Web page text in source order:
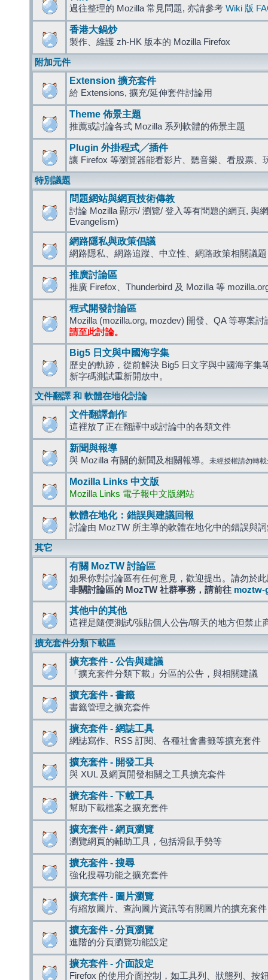
過往整理的 Mozilla 常見問題, 亦請參考 Wiki 版
香港大鍋炒
製作、維護 zh-HK 版本的 Mozilla Firefox
附加元件
Extension 擴充套件
給 Extensions, 擴充/延伸套件討論用
Theme 佈景主題
推薦或討論各式 Mozilla 系列軟體的佈景主題
Plugin 外掛程式╱插件
讓 Firefox 等瀏覽器能看影片、聽音樂、看股票、
特別議題
問題網站與網頁技術傳教
討論 Mozilla 顯示/ 瀏覽/ 登入等有問題的網頁, 與
Evangelism)
網路隱私與政策倡議
網路隱私、網路追蹤、中立性、網路政策相關議題
推廣討論區
推廣 Firefox、Thunderbird 及 Mozilla 等
程式開發討論區
Mozilla (mozilla.org, mozdev) 開發、QA 等專案討
請至此討論。
Big5 日文與中國海字集
歷史的軌跡，從前解決 Big5 日文字與中國海字集
新字碼測試重新開放中。
文件翻譯 和 軟體在地化討論
文件翻譯創作
這裡放了正在翻譯中或討論中的各類文件
新聞與報導
與 Mozilla 有關的新聞及相關報導。 未經授權請勿轉
Mozilla Links 中文版
Mozilla Links 電子報中文版網站
軟體在地化：錯誤與建議回報
討論由 MozTW 所主導的軟體在地化中的錯誤與
其它
有關 MozTW 討論區
如果你對討論區有任何意見，歡迎提出。請勿於
非關討論區的 MozTW 社群事務，請前往 moztw-
其他中的其他
這裡是隨便測試/張貼個人公告/聊天的地方但禁止
擴充套件分類下載區
擴充套件 - 公告與建議
「擴充套件分類下載」分區的公告，與相關建議
擴充套件 - 書籤
書籤管理之擴充套件
擴充套件 - 網誌工具
網誌寫作、RSS 訂閱、各種社會書籤等擴充套件
擴充套件 - 開發工具
與 XUL 及網頁開發相關之工具擴充套件
擴充套件 - 下載工具
幫助下載檔案之擴充套件
擴充套件 - 網頁瀏覽
瀏覽網頁的輔助工具，包括滑鼠手勢等
擴充套件 - 搜尋
強化搜尋功能之擴充套件
擴充套件 - 圖片瀏覽
有縮放圖片、查詢圖片資訊等有關圖片的擴充套件
擴充套件 - 分頁瀏覽
進階的分頁瀏覽功能設定
擴充套件 - 介面設定
Firefox 的使用介面控制，如工具列、狀態列、按